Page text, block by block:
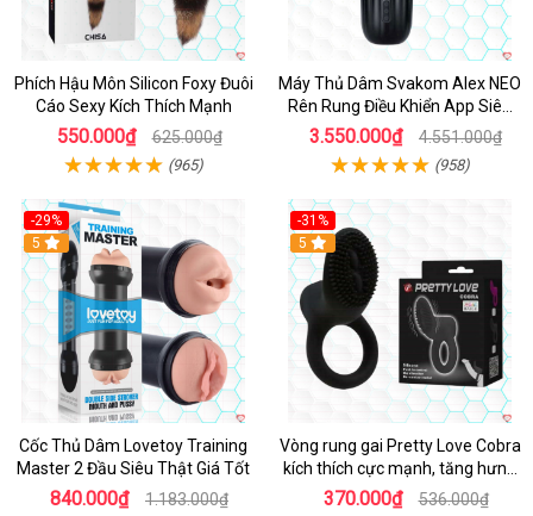
Phích Hậu Môn Silicon Foxy Đuôi
Cáo Sexy Kích Thích Mạnh
550.000₫ 625.000₫
(965)
Máy Thủ Dâm Svakom Alex NEO
Rên Rung Điều Khiển App Siêu
Phê
3.550.000₫ 4.551.000₫
(958)
-29%
Hot
5
Cốc Thủ Dâm Lovetoy Training
Master 2 Đầu Siêu Thật Giá Tốt
840.000₫ 1.183.000₫
-31%
5
Vòng rung gai Pretty Love Cobra
kích thích cực mạnh, tăng hưng
phấn
370.000₫ 536.000₫